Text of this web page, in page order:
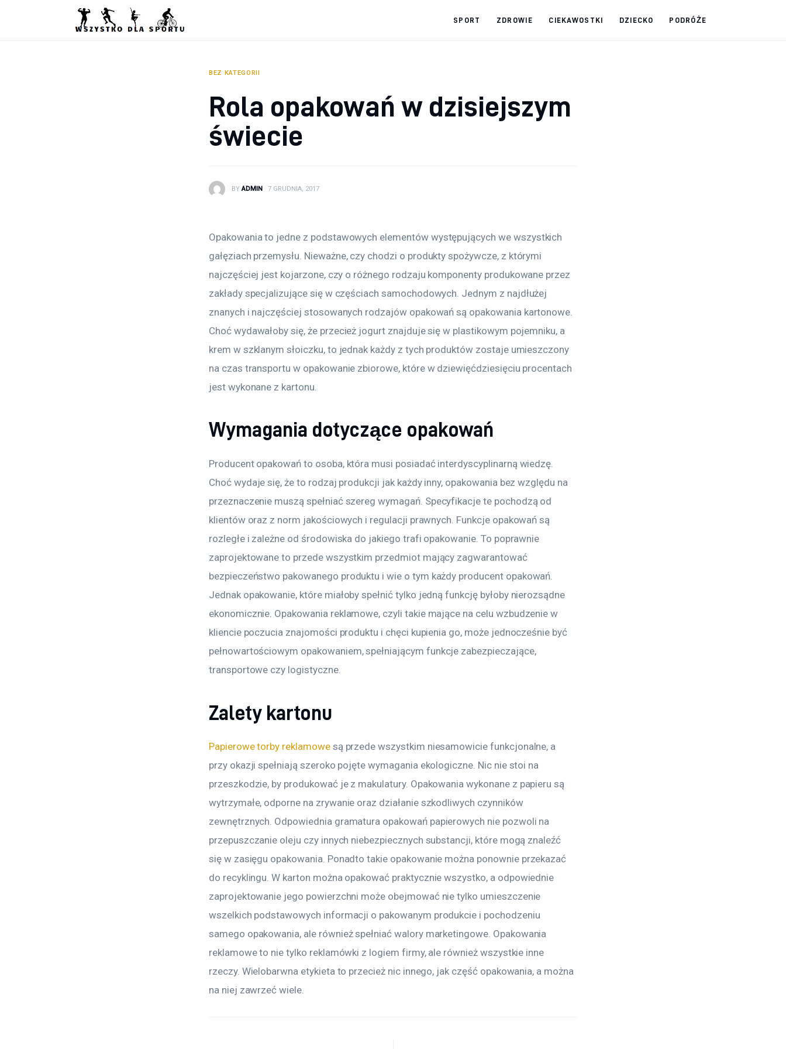
SPORT ZDROWIE CIEKAWOSTKI DZIECKO PODRÓŻE
BEZ KATEGORII
Rola opakowań w dzisiejszym
świecie
BY ADMIN 7 GRUDNIA, 2017
Opakowania to jedne z podstawowych elementów występujących we wszystkich
gałęziach przemysłu. Nieważne, czy chodzi o produkty spożywcze, z którymi
najczęściej jest kojarzone, czy o różnego rodzaju komponenty produkowane przez
zakłady specjalizujące się w częściach samochodowych. Jednym z najdłużej
znanych i najczęściej stosowanych rodzajów opakowań są opakowania kartonowe.
Choć wydawałoby się, że przecież jogurt znajduje się w plastikowym pojemniku, a
krem w szklanym słoiczku, to jednak każdy z tych produktów zostaje umieszczony
na czas transportu w opakowanie zbiorowe, które w dziewięćdziesięciu procentach
jest wykonane z kartonu.
Wymagania dotyczące opakowań
Producent opakowań to osoba, która musi posiadać interdyscyplinarną wiedzę.
Choć wydaje się, że to rodzaj produkcji jak każdy inny, opakowania bez względu na
przeznaczenie muszą spełniać szereg wymagań. Specyfikacje te pochodzą od
klientów oraz z norm jakościowych i regulacji prawnych. Funkcje opakowań są
rozległe i zależne od środowiska do jakiego trafi opakowanie. To poprawnie
zaprojektowane to przede wszystkim przedmiot mający zagwarantować
bezpieczeństwo pakowanego produktu i wie o tym każdy producent opakowań.
Jednak opakowanie, które miałoby spełnić tylko jedną funkcję byłoby nierozsądne
ekonomicznie. Opakowania reklamowe, czyli takie mające na celu wzbudzenie w
kliencie poczucia znajomości produktu i chęci kupienia go, może jednocześnie być
pełnowartościowym opakowaniem, spełniającym funkcje zabezpieczające,
transportowe czy logistyczne.
Zalety kartonu
Papierowe torby reklamowe są przede wszystkim niesamowicie funkcjonalne, a
przy okazji spełniają szeroko pojęte wymagania ekologiczne. Nic nie stoi na
przeszkodzie, by produkować je z makulatury. Opakowania wykonane z papieru są
wytrzymałe, odporne na zrywanie oraz działanie szkodliwych czynników
zewnętrznych. Odpowiednia gramatura opakowań papierowych nie pozwoli na
przepuszczanie oleju czy innych niebezpiecznych substancji, które mogą znaleźć
się w zasięgu opakowania. Ponadto takie opakowanie można ponownie przekazać
do recyklingu. W karton można opakować praktycznie wszystko, a odpowiednie
zaprojektowanie jego powierzchni może obejmować nie tylko umieszczenie
wszelkich podstawowych informacji o pakowanym produkcie i pochodzeniu
samego opakowania, ale również spełniać walory marketingowe. Opakowania
reklamowe to nie tylko reklamówki z logiem firmy, ale również wszystkie inne
rzeczy. Wielobarwna etykieta to przecież nic innego, jak część opakowania, a można
na niej zawrzeć wiele.